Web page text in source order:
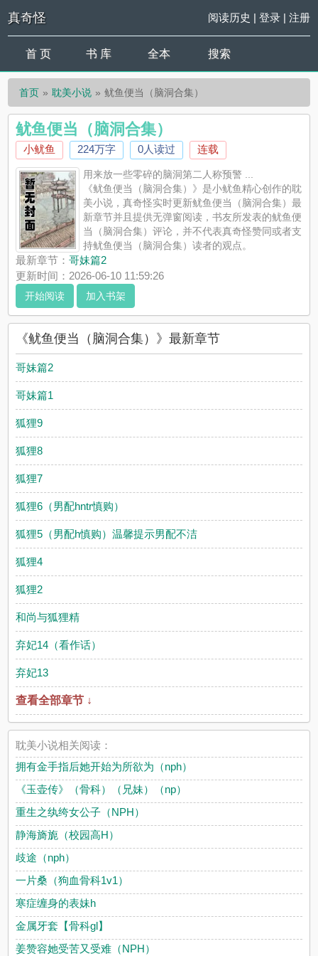
真奇怪 阅读历史 | 登录| 注册
首 页 书 库 全本 搜索
首页 耽美小说 鱿鱼便当（脑洞合集）
鱿鱼便当（脑洞合集）
小鱿鱼 224万字 0人读过 连载
用来放一些零碎的脑洞第二人称预警 ...
《鱿鱼便当（脑洞合集）》是小鱿鱼精心创作的耽
美小说，真奇怪实时更新鱿鱼便当（脑洞合集）最
新章节并且提供无弹窗阅读，书友所发表的鱿鱼便
当（脑洞合集）评论，并不代表真奇怪赞同或者支
持鱿鱼便当（脑洞合集）读者的观点。
最新章节：哥妹篇2
更新时间：2026-06-10 11:59:26
开始阅读 加入书架
《鱿鱼便当（脑洞合集）》最新章节
哥妹篇2
哥妹篇1
狐狸9
狐狸8
狐狸7
狐狸6（男配hntr慎购）
狐狸5（男配h慎购）温馨提示男配不洁
狐狸4
狐狸2
和尚与狐狸精
弃妃14（看作话）
弃妃13
查看全部章节 ↓
耽美小说相关阅读：
拥有金手指后她开始为所欲为（nph）
《玉壶传》（骨科）（兄妹）（np）
重生之纨绔女公子（NPH）
静海旖旎（校园高H）
歧途（nph）
一片桑（狗血骨科1v1）
寒症缠身的表妹h
金属牙套【骨科gl】
姜赞容她受苦又受难（NPH）